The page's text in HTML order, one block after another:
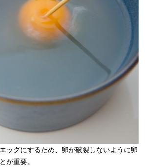
ッグにするため、卵が破裂しないように卵
が重要。